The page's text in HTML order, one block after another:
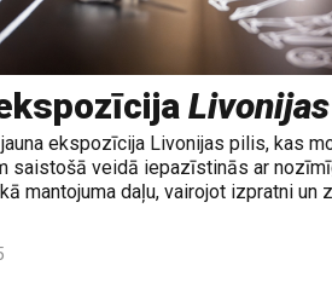
ekspozīcija Livonijas pilis, kas
saistošā veidā iepazīstinās ar
mantojuma daļu, vairojot izpratni un